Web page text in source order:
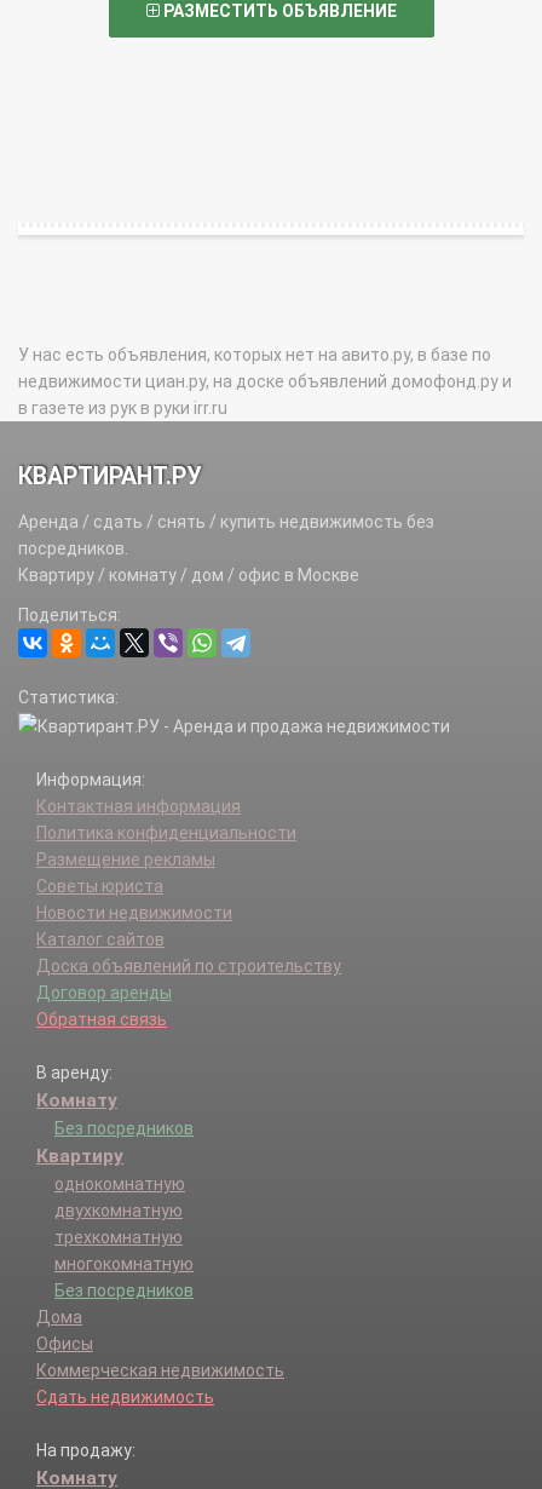
РАЗМЕСТИТЬ ОБЪЯВЛЕНИЕ
У нас есть объявления, которых нет на авито.ру, в базе по
недвижимости циан.ру, на доске объявлений домофонд.ру и
в газете из рук в руки irr.ru
КВАРТИРАНТ.РУ
Аренда / сдать / снять / купить недвижимость без
посредников.
Квартиру / комнату / дом / офис в Москве
Поделиться:
Статистика:
Информация:
Контактная информация
Политика конфиденциальности
Размещение рекламы
Советы юриста
Новости недвижимости
Каталог сайтов
Доска объявлений по строительству
Договор аренды
Обратная связь
В аренду:
Комнату
Без посредников
Квартиру
однокомнатную
двухкомнатную
трехкомнатную
многокомнатную
Без посредников
Дома
Офисы
Коммерческая недвижимость
Сдать недвижимость
На продажу:
Комнату